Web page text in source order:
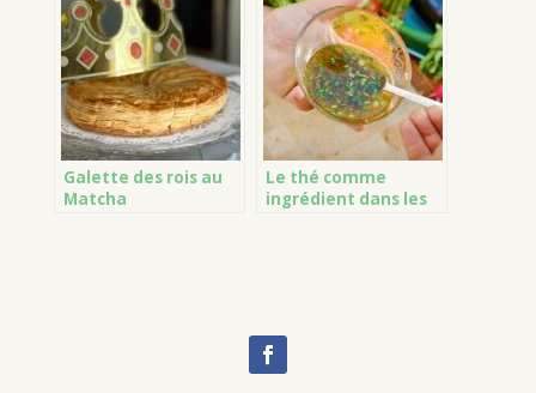
Galette des rois au
Matcha
Le thé comme
ingrédient dans les